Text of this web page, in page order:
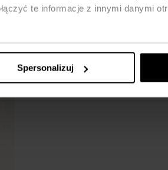
te informacje z innymi danymi
Spersonalizuj